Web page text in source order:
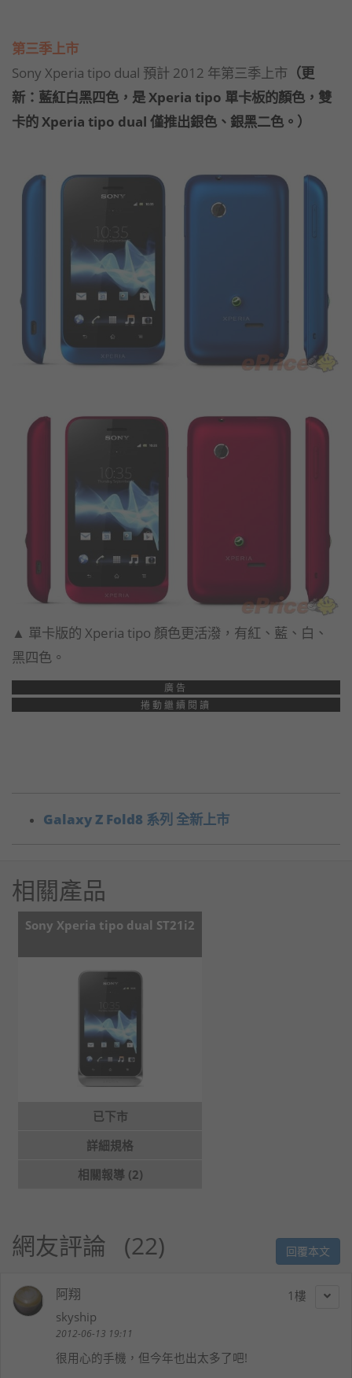
第三季上市
Sony Xperia tipo dual 預計 2012 年第三季上市 （更
新：藍紅白黑四色，是 Xperia tipo 單卡板的顏色，雙
卡的 Xperia tipo dual 僅推出銀色、銀黑二色。）
▲ 單卡版的 Xperia tipo 顏色更活潑，有紅、藍、白、
黑四色。
廣告
捲動繼續閱讀
Galaxy Z Fold8 系列 全新上市
相關產品
Sony Xperia tipo dual ST21i2
已下市
詳細規格
相關報導 (2)
網友評論 22 回覆本文
1
阿翔
skyship
2012-06-13 19:11
很用心的手機，但今年也出太多了吧!